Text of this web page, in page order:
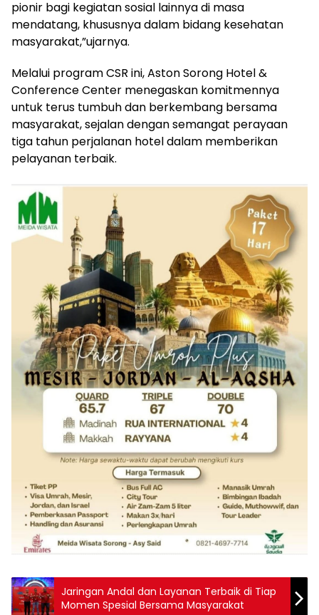
pionir bagi kegiatan sosial lainnya di masa
mendatang, khususnya dalam bidang kesehatan
masyarakat,”ujarnya.
Melalui program CSR ini, Aston Sorong Hotel &
Conference Center menegaskan komitmennya
untuk terus tumbuh dan berkembang bersama
masyarakat, sejalan dengan semangat perayaan
tiga tahun perjalanan hotel dalam memberikan
pelayanan terbaik.
Jaringan Andal dan Layanan Terbaik di Tiap
Momen Spesial Bersama Masyarakat